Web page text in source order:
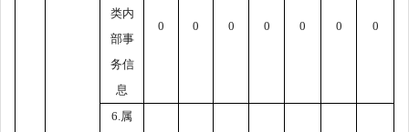
类内
部事
务信
息
0 0 0 0 0 0 0
6. 属